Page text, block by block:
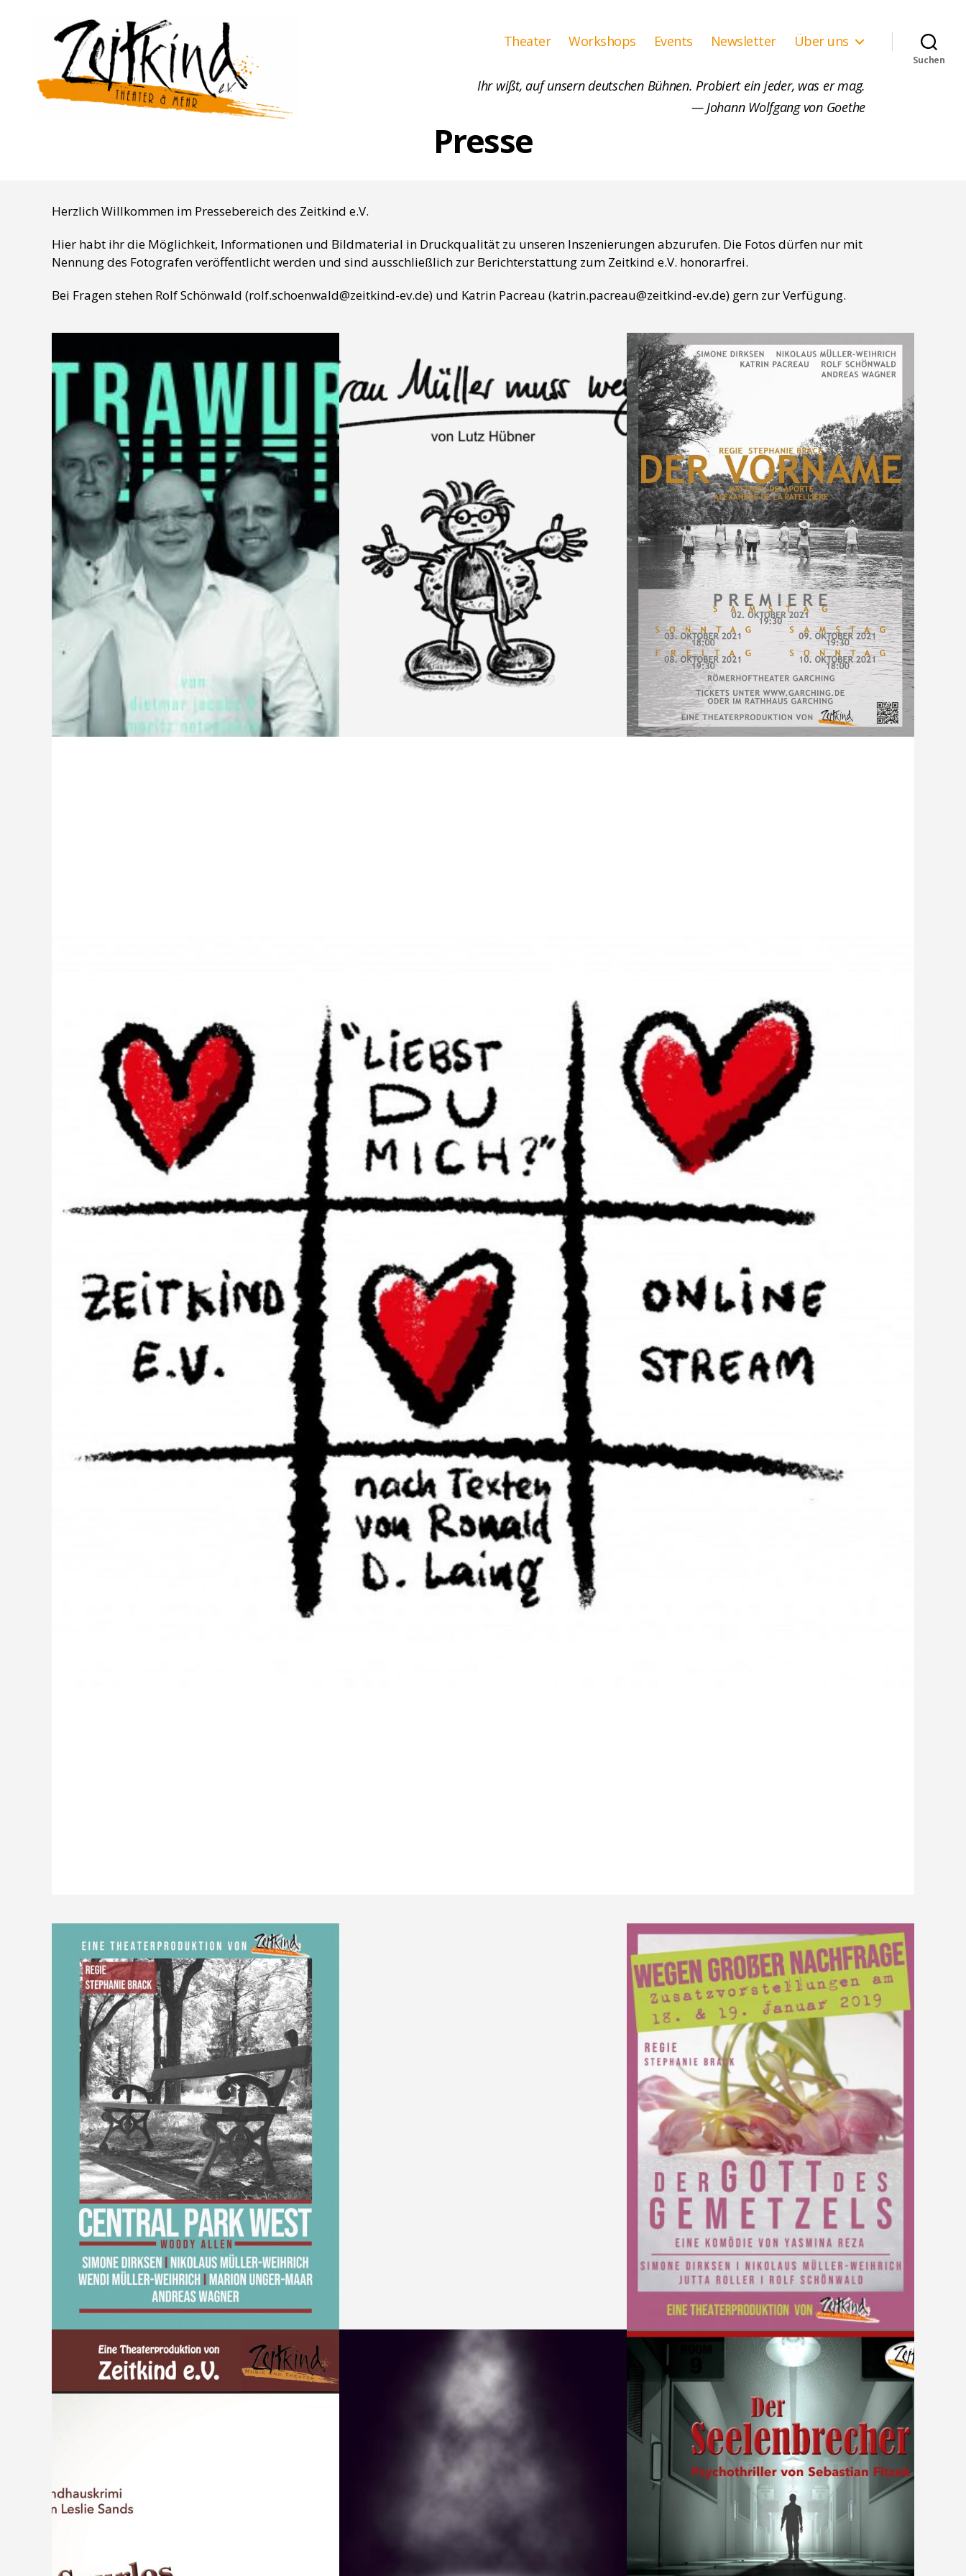
Theater Workshops Events Newsletter Über uns
Suchen
Ihr wißt, auf unsern deutschen Bühnen. Probiert ein jeder, was er mag.
— Johann Wolfgang von Goethe
Presse
Herzlich Willkommen im Pressebereich des Zeitkind e.V.
Hier habt ihr die Möglichkeit, Informationen und Bildmaterial in Druckqualität zu unseren Inszenierungen abzurufen. Die Fotos dürfen nur mit
Nennung des Fotografen veröffentlicht werden und sind ausschließlich zur Berichterstattung zum Zeitkind e.V. honorarfrei.
Bei Fragen stehen Rolf Schönwald (rolf.schoenwald@zeitkind-ev.de) und Katrin Pacreau (katrin.pacreau@zeitkind-ev.de) gern zur Verfügung.